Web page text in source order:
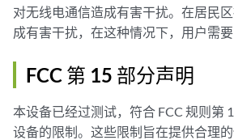
对无线电通信造成有害干扰。在居民
成有害干扰，在这种情况下，用户需要
FCC 第 15 部分声明
本设备已经过测试，符合 FCC 规则第
设备的限制。这些限制旨在提供合理